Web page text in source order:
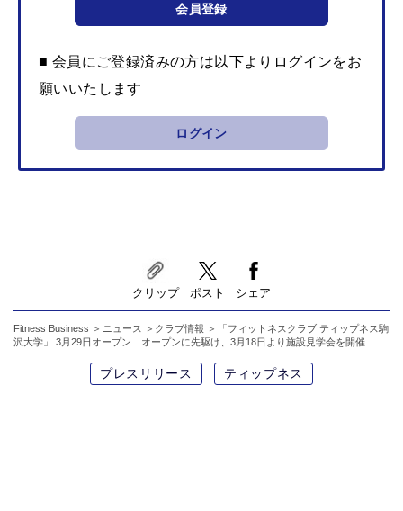
会員登録
■ 会員にご登録済みの方は以下よりログインをお
願いいたします
ログイン
クリップ ポスト シェア
Fitness Business ニュース クラブ情報
「フィットネスクラブ ティップネス駒
沢大学」 3月29日オープン オープンに先駆け、3月18日より施設見学会を開催
プレスリリース ティップネス